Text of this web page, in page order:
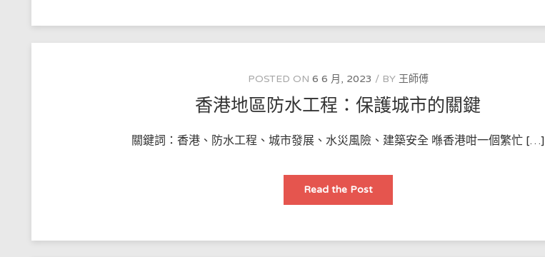
護
築
品
免
受
水
損
關
POSTED ON 6 6 月, 2023 BY 王師傅
香港地區防水工程：保護城市的關鍵
關鍵詞：香港、防水工程、城市發展、水災風險、建築安全 喺香港咁一個繁忙 […]
Read the Post香
地
水